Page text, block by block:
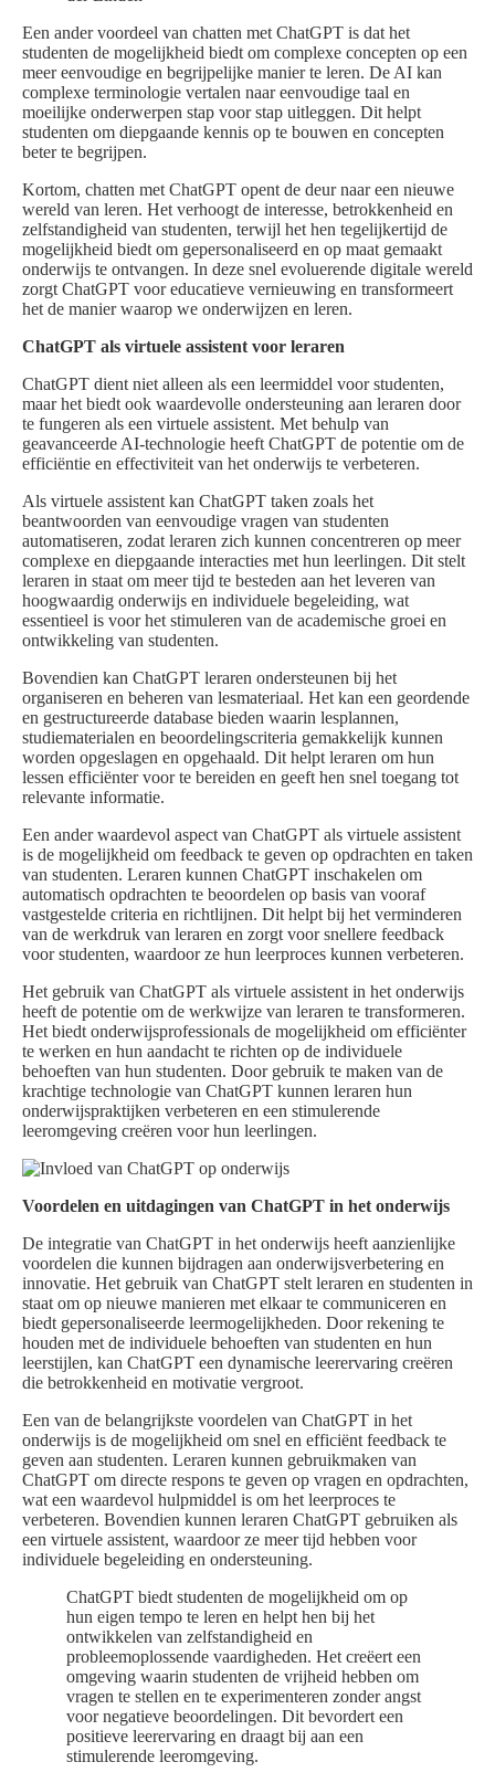
Een ander voordeel van chatten met ChatGPT is dat het
studenten de mogelijkheid biedt om complexe concepten op een
meer eenvoudige en begrijpelijke manier te leren. De AI kan
complexe terminologie vertalen naar eenvoudige taal en
moeilijke onderwerpen stap voor stap uitleggen. Dit helpt
studenten om diepgaande kennis op te bouwen en concepten
beter te begrijpen.
Kortom, chatten met ChatGPT opent de deur naar een nieuwe
wereld van leren. Het verhoogt de interesse, betrokkenheid en
zelfstandigheid van studenten, terwijl het hen tegelijkertijd de
mogelijkheid biedt om gepersonaliseerd en op maat gemaakt
onderwijs te ontvangen. In deze snel evoluerende digitale wereld
zorgt ChatGPT voor educatieve vernieuwing en transformeert
het de manier waarop we onderwijzen en leren.
ChatGPT als virtuele assistent voor leraren
ChatGPT dient niet alleen als een leermiddel voor studenten,
maar het biedt ook waardevolle ondersteuning aan leraren door
te fungeren als een virtuele assistent. Met behulp van
geavanceerde AI-technologie heeft ChatGPT de potentie om de
efficiëntie en effectiviteit van het onderwijs te verbeteren.
Als virtuele assistent kan ChatGPT taken zoals het
beantwoorden van eenvoudige vragen van studenten
automatiseren, zodat leraren zich kunnen concentreren op meer
complexe en diepgaande interacties met hun leerlingen. Dit stelt
leraren in staat om meer tijd te besteden aan het leveren van
hoogwaardig onderwijs en individuele begeleiding, wat
essentieel is voor het stimuleren van de academische groei en
ontwikkeling van studenten.
Bovendien kan ChatGPT leraren ondersteunen bij het
organiseren en beheren van lesmateriaal. Het kan een geordende
en gestructureerde database bieden waarin lesplannen,
studiematerialen en beoordelingscriteria gemakkelijk kunnen
worden opgeslagen en opgehaald. Dit helpt leraren om hun
lessen efficiënter voor te bereiden en geeft hen snel toegang tot
relevante informatie.
Een ander waardevol aspect van ChatGPT als virtuele assistent
is de mogelijkheid om feedback te geven op opdrachten en taken
van studenten. Leraren kunnen ChatGPT inschakelen om
automatisch opdrachten te beoordelen op basis van vooraf
vastgestelde criteria en richtlijnen. Dit helpt bij het verminderen
van de werkdruk van leraren en zorgt voor snellere feedback
voor studenten, waardoor ze hun leerproces kunnen verbeteren.
Het gebruik van ChatGPT als virtuele assistent in het onderwijs
heeft de potentie om de werkwijze van leraren te transformeren.
Het biedt onderwijsprofessionals de mogelijkheid om efficiënter
te werken en hun aandacht te richten op de individuele
behoeften van hun studenten. Door gebruik te maken van de
krachtige technologie van ChatGPT kunnen leraren hun
onderwijspraktijken verbeteren en een stimulerende
leeromgeving creëren voor hun leerlingen.
Voordelen en uitdagingen van ChatGPT in het onderwijs
De integratie van ChatGPT in het onderwijs heeft aanzienlijke
voordelen die kunnen bijdragen aan onderwijsverbetering en
innovatie. Het gebruik van ChatGPT stelt leraren en studenten in
staat om op nieuwe manieren met elkaar te communiceren en
biedt gepersonaliseerde leermogelijkheden. Door rekening te
houden met de individuele behoeften van studenten en hun
leerstijlen, kan ChatGPT een dynamische leerervaring creëren
die betrokkenheid en motivatie vergroot.
Een van de belangrijkste voordelen van ChatGPT in het
onderwijs is de mogelijkheid om snel en efficiënt feedback te
geven aan studenten. Leraren kunnen gebruikmaken van
ChatGPT om directe respons te geven op vragen en opdrachten,
wat een waardevol hulpmiddel is om het leerproces te
verbeteren. Bovendien kunnen leraren ChatGPT gebruiken als
een virtuele assistent, waardoor ze meer tijd hebben voor
individuele begeleiding en ondersteuning.
ChatGPT biedt studenten de mogelijkheid om op
hun eigen tempo te leren en helpt hen bij het
ontwikkelen van zelfstandigheid en
probleemoplossende vaardigheden. Het creëert een
omgeving waarin studenten de vrijheid hebben om
vragen te stellen en te experimenteren zonder angst
voor negatieve beoordelingen. Dit bevordert een
positieve leerervaring en draagt bij aan een
stimulerende leeromgeving.